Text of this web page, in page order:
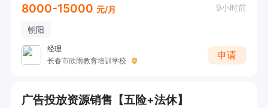
8000-15000 元/月 9小时前
朝阳
经理
长春市欣雨教育培训学校
申请
广告投放资源销售【五险+法休】